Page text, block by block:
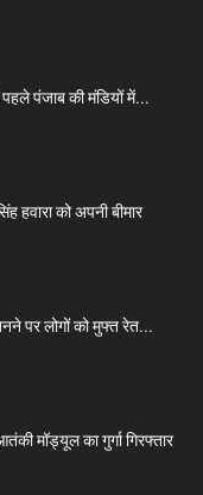
पंजाब की मंडियों में...
हवारा को अपनी बीमार
पर लोगों को मुफ्त रेत...
मॉड्यूल का गुर्गा गिरफ्तार